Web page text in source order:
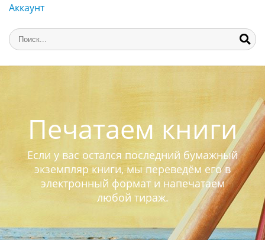
Аккаунт
Печатаем книги
Если у вас остался последний бумажный
экземпляр книги, мы переведём его в
электронный формат и напечатаем
любой тираж.